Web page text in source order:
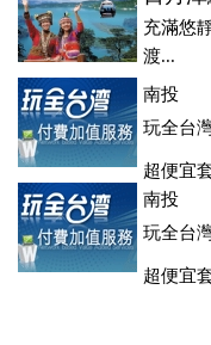
充滿悠
渡...
南投
玩全台
超便宜
登、訂房系統、客房委
南投
玩全台
超便宜
登、訂房系統、客房委